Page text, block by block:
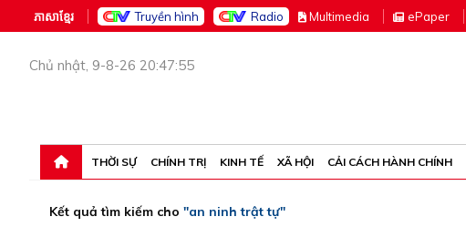
ភាសាខ្មែរ Truyền hình Radio Multimedia ePaper
Chủ nhật, 9-8-26 20:47:55
THỜI SỰ CHÍNH TRỊ KINH TẾ XÃ HỘI CẢI CÁCH HÀNH CHÍNH
Kết quả tìm kiếm cho "an ninh trật tự"